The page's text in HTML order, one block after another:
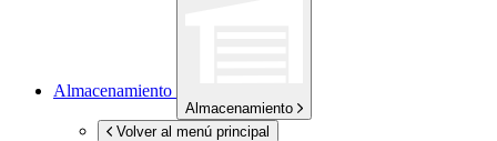
Almacenamiento
Almacenamiento
Volver al menú principal